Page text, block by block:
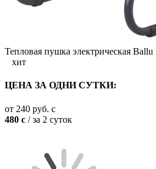
Тепловая пушка электрическая
хит
ЦЕНА ЗА ОДНИ СУТКИ:
от 240 руб. c
480 c / за 2 суток